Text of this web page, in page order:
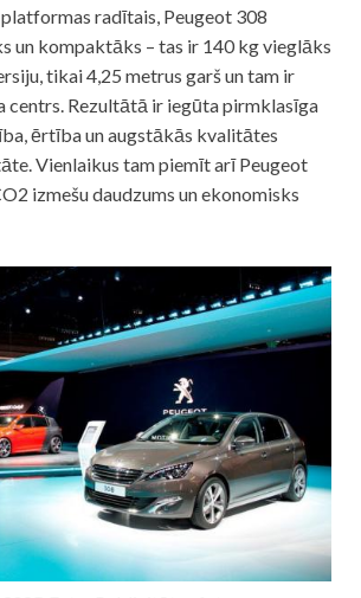
radītais, Peugeot 308
un kompaktāks – tas ir 140 kg vieglāks
tikai 4,25 metrus garš un tam ir
centrs. Rezultātā ir iegūta pirmklasīga
ērtība un augstākās kvalitātes
Vienlaikus tam piemīt arī Peugeot
izmešu daudzums un ekonomisks